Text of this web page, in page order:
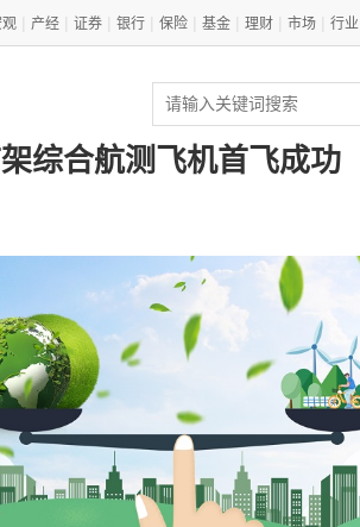
产经 证券 银行 保险 基金 理财 市场 行业
综合航测飞机首飞成功